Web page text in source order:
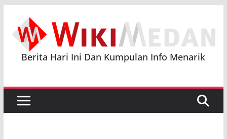
content
Berita Hari Ini Dan Kumpulan Info Menarik